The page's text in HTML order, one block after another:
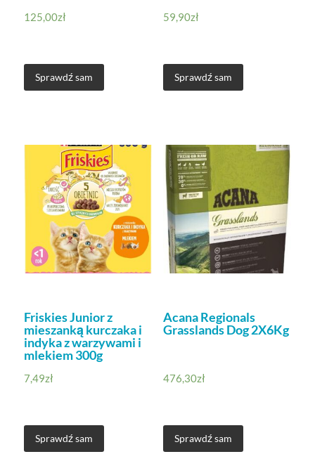
125,00zł
Sprawdź sam
59,90zł
Sprawdź sam
Friskies Junior z
mieszanką kurczaka i
indyka z warzywami i
mlekiem 300g
7,49zł
Sprawdź sam
Acana Regionals
Grasslands Dog 2X6Kg
476,30zł
Sprawdź sam